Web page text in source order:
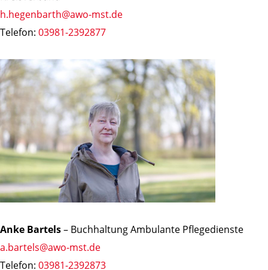
h.hegenbarth@awo-mst.de
Telefon: 03981-2392877
Anke Bartels– Buchhaltung Ambulante Pflegedienste
a.bartels@awo-mst.de
Telefon: 03981-2392873